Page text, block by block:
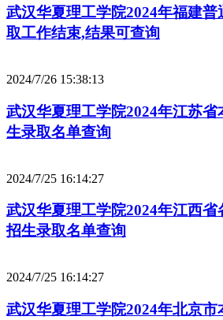
武汉华夏理工学院2024年福建
取工作结束,结果可查询
2024/7/26 15:38:13
武汉华夏理工学院2024年江苏
生录取名单查询
2024/7/25 16:14:27
武汉华夏理工学院2024年江西
招生录取名单查询
2024/7/25 16:14:27
武汉华夏理工学院2024年北京